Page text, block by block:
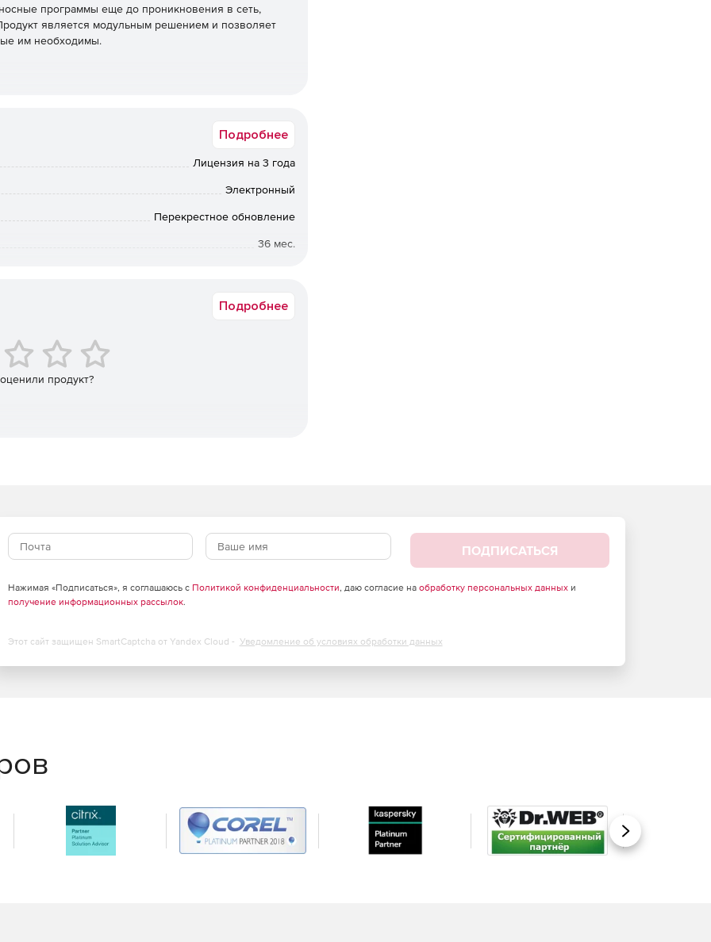
программы еще до проникновения в сеть,
является модульным решением и позволяет
им необходимы.
проверяет все входящие и исходящие письма
проверяется двумя модулями – антивирусом и
отдельно.
и позволяет устанавливать правила доступа
сайты, созданные с целью получения персональных
интерфейс пользователя. Администраторам
настройки, пользователи смогут изменять
функции приложения, таким образом экономятся
Подробнее
Лицензия на 3 года
Электронный
Перекрестное обновление
36 мес.
Подробнее
продукт?
ПОДПИСАТЬСЯ
Нажимая «Подписаться», я соглашаюсь с Политикой конфиденциальности, даю согласие на обработку персональных данныхи
получение информационных рассылок.
Этот сайт защищен SmartCaptcha от Yandex Cloud - Уведомление об условиях обработки данных
Вперед